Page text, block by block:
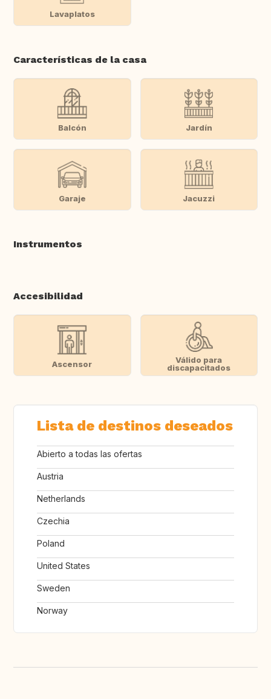
Lavaplatos
Características de la casa
Balcón Jardín
Garaje Jacuzzi
Instrumentos
Accesibilidad
Ascensor
Válido para
discapacitados
Lista de destinos deseados
Abierto a todas las ofertas
Austria
Netherlands
Czechia
Poland
United States
Sweden
Norway